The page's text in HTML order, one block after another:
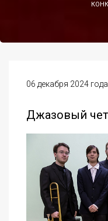
06 декабря 2024 года
Джазовый